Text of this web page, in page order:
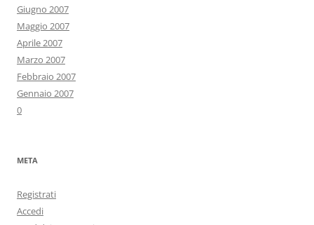
Giugno 2007
Maggio 2007
Aprile 2007
Marzo 2007
Febbraio 2007
Gennaio 2007
0
META
Registrati
Accedi